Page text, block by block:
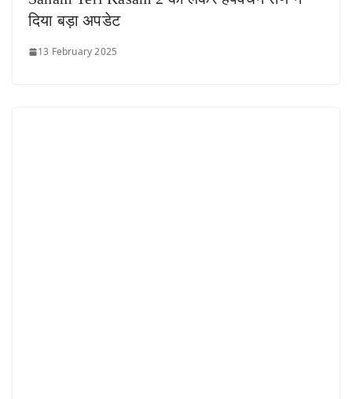
दिया बड़ा अपडेट
13 February 2025